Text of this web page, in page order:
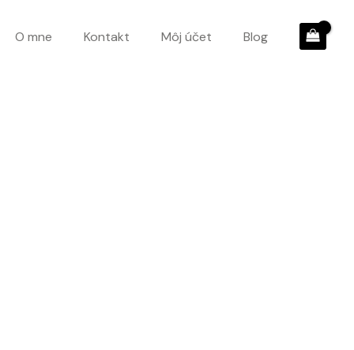
O mne Kontakt Môj účet Blog